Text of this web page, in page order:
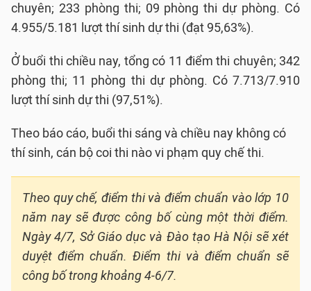
chuyên; 233 phòng thi; 09 phòng thi dự phòng. Có
4.955/5.181 lượt thí sinh dự thi (đạt 95,63%).
Ở buổi thi chiều nay, tổng có 11 điểm thi chuyên; 342
phòng thi; 11 phòng thi dự phòng. Có 7.713/7.910
lượt thí sinh dự thi (97,51%).
Theo báo cáo, buổi thi sáng và chiều nay không có
thí sinh, cán bộ coi thi nào vi phạm quy chế thi.
Theo quy chế, điểm thi và điểm chuẩn vào lớp 10
năm nay sẽ được công bố cùng một thời điểm.
Ngày 4/7, Sở Giáo dục và Đào tạo Hà Nội sẽ xét
duyệt điểm chuẩn. Điểm thi và điểm chuẩn sẽ
công bố trong khoảng 4-6/7.